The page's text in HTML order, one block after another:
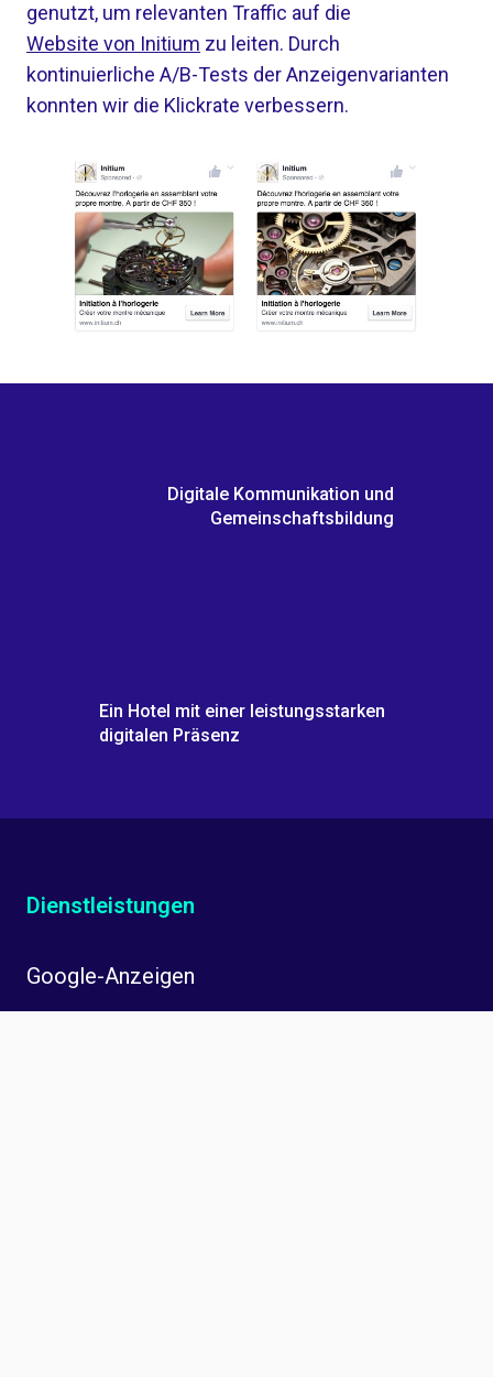
genutzt, um relevanten Traffic auf die
Website von Initium zu leiten. Durch
kontinuierliche A/B-Tests der Anzeigenvarianten
konnten wir die Klickrate verbessern.
Digitale Kommunikation und
Gemeinschaftsbildung
Ein Hotel mit einer leistungsstarken
digitalen Präsenz
Dienstleistungen
Google-Anzeigen